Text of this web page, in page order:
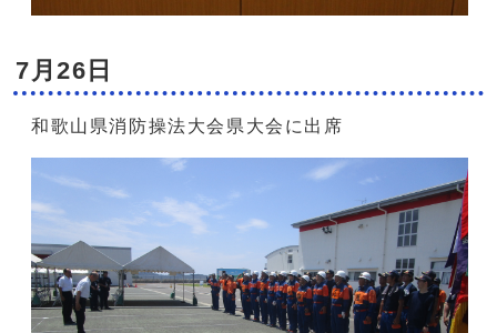
7月26日
和歌山県消防操法大会県大会に出席